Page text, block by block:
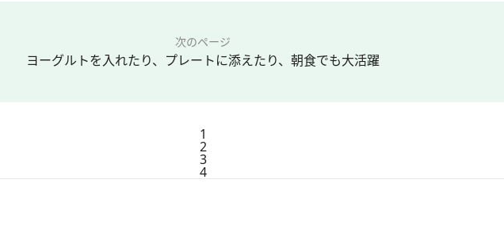
次のページ
ヨーグルトを入れたり、プレートに添えたり、朝食でも大活躍
1
2
3
4